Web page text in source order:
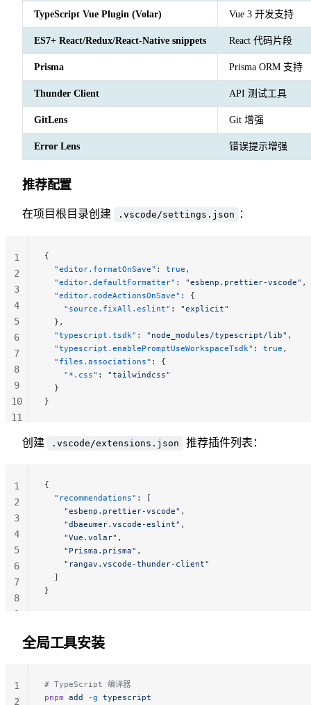
TypeScript Vue Plugin (Volar) Vue 3 开发支持
ES7+ React/Redux/React-Native snippets React 代码片段
Prisma Prisma ORM 支持
Thunder Client API 测试工具
GitLens Git 增强
Error Lens 错误提示增强
推荐配置
在项目根目录创建 .vscode/settings.json ：
{
  "editor.formatOnSave"
: true ,
  "editor.defaultFormatter"
: "esbenp.prettier-vscode" ,
  "editor.codeActionsOnSave"
: {
    "source.fixAll.eslint"
: "explicit"
  },
  "typescript.tsdk"
: "node_modules/typescript/lib" ,
  "typescript.enablePromptUseWorkspaceTsdk"
: true ,
  "files.associations"
: {
    "*.css"
: "tailwindcss"
  }
}
1
2
3
4
5
6
7
8
9
10
11
创建 .vscode/extensions.json 推荐插件列表：
{
  "recommendations"
: [
    "esbenp.prettier-vscode"
,
    "dbaeumer.vscode-eslint"
,
    "Vue.volar"
,
    "Prisma.prisma"
,
    "rangav.vscode-thunder-client"
  ]
}
1
2
3
4
5
6
7
8
9
全局工具安装
# TypeScript 编译器
pnpm add -g typescript
1
2